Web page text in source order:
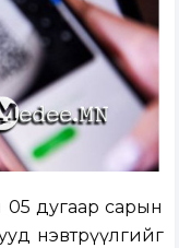
дугаар сарын
нэвтрүүлгийг